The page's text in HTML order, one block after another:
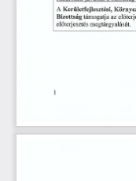
1
A Kerületfejlesztési,
Bizottság támogatja az elő
előterjesztés megtárgyalását.